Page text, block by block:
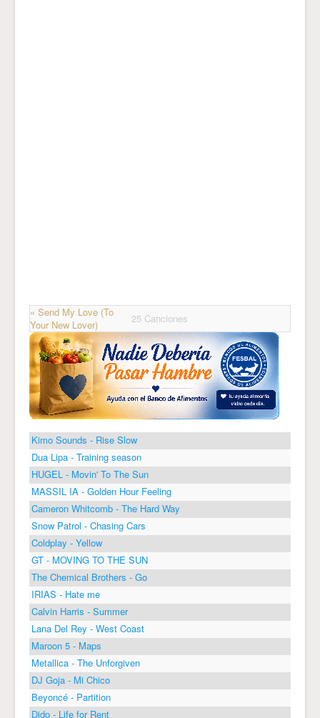
« Send My Love (To
Your New Lover)
25 Canciones
Kimo Sounds - Rise Slow
Dua Lipa - Training season
HUGEL - Movin' To The Sun
MASSIL IA - Golden Hour Feeling
Cameron Whitcomb - The Hard Way
Snow Patrol - Chasing Cars
Coldplay - Yellow
GT - MOVING TO THE SUN
The Chemical Brothers - Go
IRIAS - Hate me
Calvin Harris - Summer
Lana Del Rey - West Coast
Maroon 5 - Maps
Metallica - The Unforgiven
DJ Goja - Mi Chico
Beyoncé - Partition
Dido - Life for Rent